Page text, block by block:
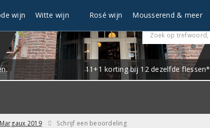
11+1 korting bij 12 dezelfde flessen*
wijn Witte wijn Rosé wijn Mousserend & meer
2019 Schrijf een beoordeling